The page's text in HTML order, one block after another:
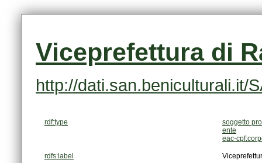
Viceprefettura di
http://dati.san.beniculturali.it/
rdf:type
soggetto
ente
eac-
rdfs:label